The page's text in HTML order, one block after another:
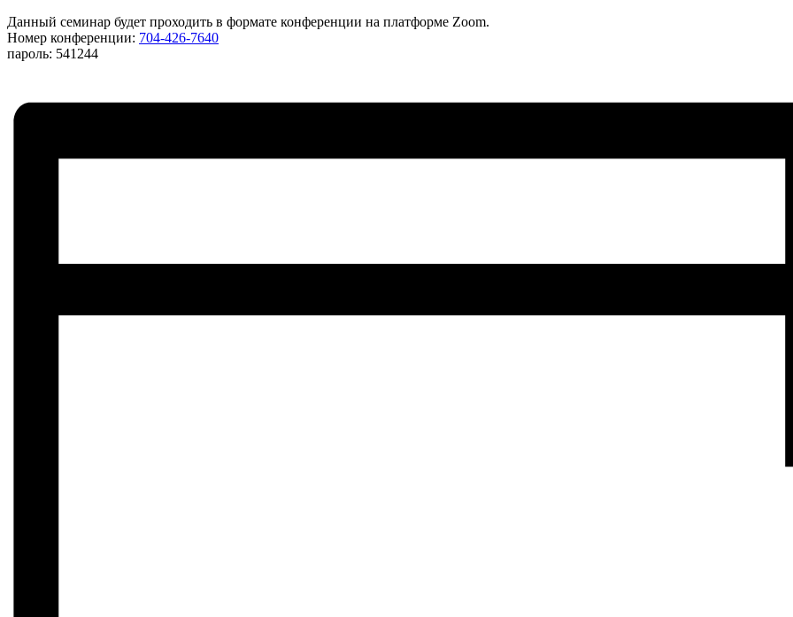
Данный семинар будет проходить в формате конференции на платформе Zoom.
Номер конференции: 704-426-7640
пароль: 541244